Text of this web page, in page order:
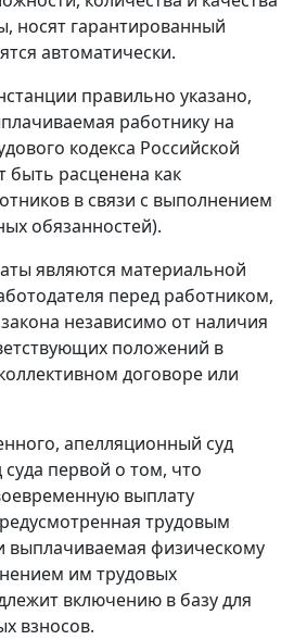
носят гарантированный
автоматически.
правильно указано,
работнику на
кодекса Российской
расценена как
в связи с выполнением
обязанностей).
являются материальной
перед работником,
независимо от наличия
положений в
договоре или
апелляционный суд
первой о том, что
выплату
трудовым
выплачиваемая физическому
им трудовых
включению в базу для
взносов.